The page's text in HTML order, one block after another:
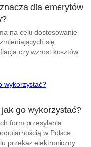
dla emerytów
na celu dostosowanie
się
czy wzrost kosztów
go wykorzystać?
form przesyłania
w Polsce.
przekaz elektroniczny,